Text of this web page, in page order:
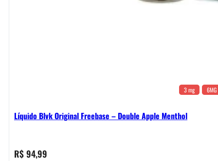
3 mg 6MG
Líquido Blvk Original Freebase – Double Apple Menthol
R$94,99